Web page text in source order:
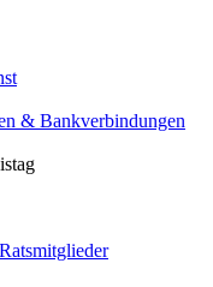
& Bankverbindungen